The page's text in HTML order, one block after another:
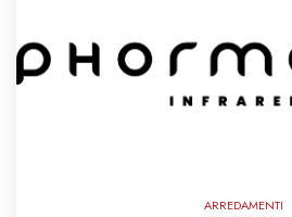
ARREDAMENTI